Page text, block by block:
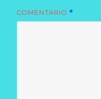
COMENTARIO *